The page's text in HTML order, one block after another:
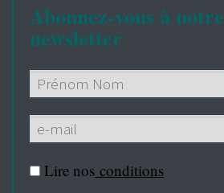
Abonnez-vous à notre
newsletter
Lire nos conditions